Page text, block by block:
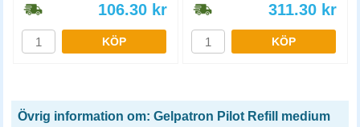
106.30 kr
KÖP
311.30 kr
KÖP
Övrig information om: Gelpatron Pilot Refill medium